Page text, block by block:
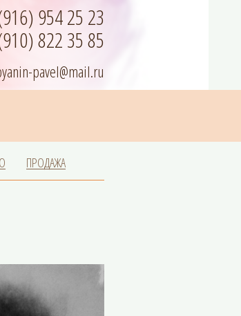
954 25 23
822 35 85
pavel@mail.ru
ПРОДАЖА